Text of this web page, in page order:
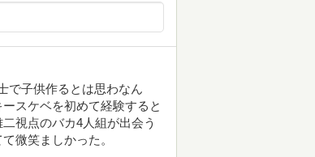
で子供作るとは思わなん
スケベを初めて経験すると
視点のバカ4人組が出会う
微笑ましかった。